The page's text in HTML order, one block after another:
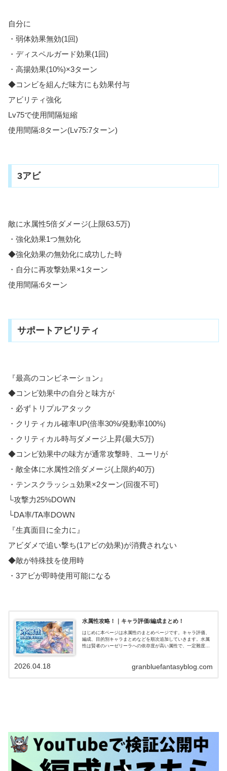
自分に
・弱体効果無効(1回)
・ディスペルガード効果(1回)
・高揚効果(10%)×3ターン
◆コンビを組んだ味方にも効果付与
アビリティ強化
Lv75で使用間隔短縮
使用間隔:8ターン(Lv75:7ターン)
3アビ
敵に水属性5倍ダメージ(上限63.5万)
・強化効果1つ無効化
◆強化効果の無効化に成功した時
・自分に再攻撃効果×1ターン
使用間隔:6ターン
サポートアビリティ
『最高のコンビネーション』
◆コンビ効果中の自分と味方が
・必ずトリプルアタック
・クリティカル確率UP(倍率30%/発動率100%)
・クリティカル時与ダメージ上昇(最大5万)
◆コンビ効果中の味方が通常攻撃時、ユーリが
・敵全体に水属性2倍ダメージ(上限約40万)
・テンスクラッシュ効果×2ターン(回復不可)
└攻撃力25%DOWN
└DA率/TA率DOWN
『生真面目に全力に』
アビダメで追い撃ち(1アビの効果)が消費されない
◆敵が特殊技を使用時
・3アビが即時使用可能になる
水属性攻略！｜キャラ評価/編成まとめ！
はじめに本ページは水属性のまとめページです。キャラ評価、
編成、目的別キャラまとめなどを順次追加していきます。水属
性は賢者のハーゼリーラへの依存度が高い属性で、一定難度ま
granbluefantasyblog.com
2026.04.18